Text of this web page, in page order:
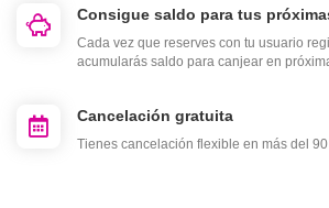
Consigue saldo para tus
Cada vez que reserves con tu usuario
acumularás saldo para canjear en
Cancelación gratuita
Tienes cancelación flexible en más del